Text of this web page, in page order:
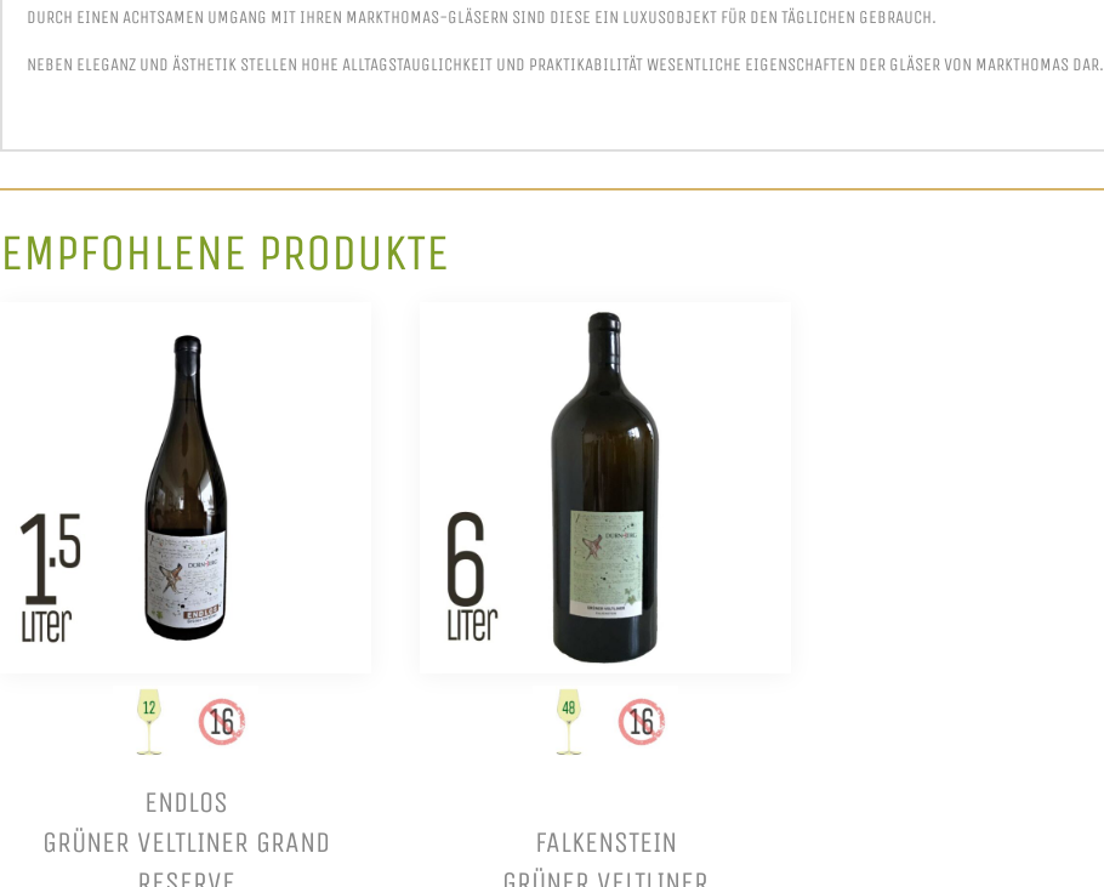
DURCH EINEN ACHTSAMEN UMGANG MIT IHREN MARKTHOMAS-GLÄSERN SIND DIESE EIN LUXUSOBJEKT FÜR DEN TÄGLICHEN GEBRAUCH.
NEBEN ELEGANZ UND ÄSTHETIK STELLEN HOHE ALLTAGSTAUGLICHKEIT UND PRAKTIKABILITÄT WESENTLICHE EIGENSCHAFTEN DER GLÄSER VON MARKTHOMAS DAR.
EMPFOHLENE PRODUKTE
ENDLOS
GRÜNER VELTLINER GRAND
FALKENSTEIN